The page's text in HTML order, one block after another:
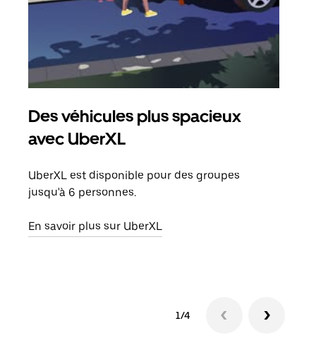
Des véhicules plus spacieux
avec UberXL
UberXL est disponible pour des groupes
jusqu'à 6 personnes.
En savoir plus sur UberXL
1/4